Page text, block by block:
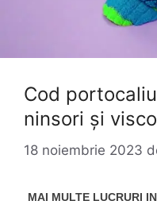
Cod
ninsori și
18 noiembrie 2023